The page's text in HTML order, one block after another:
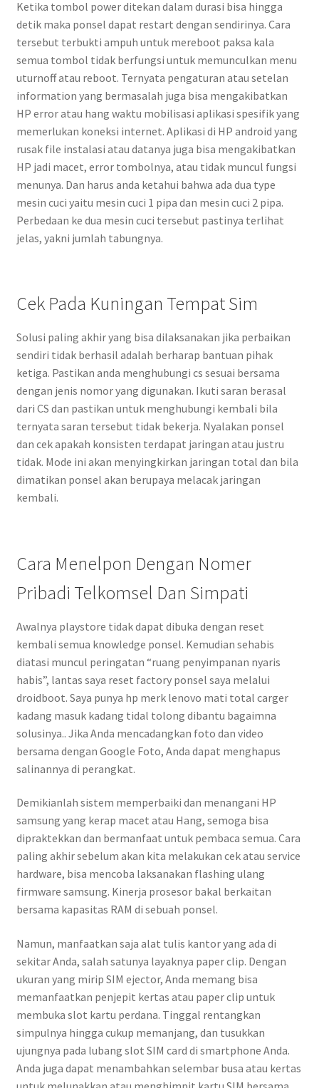
Ketika tombol power ditekan dalam durasi bisa hingga
detik maka ponsel dapat restart dengan sendirinya. Cara
tersebut terbukti ampuh untuk mereboot paksa kala
semua tombol tidak berfungsi untuk memunculkan menu
uturnoff atau reboot. Ternyata pengaturan atau setelan
information yang bermasalah juga bisa mengakibatkan
HP error atau hang waktu mobilisasi aplikasi spesifik yang
memerlukan koneksi internet. Aplikasi di HP android yang
rusak file instalasi atau datanya juga bisa mengakibatkan
HP jadi macet, error tombolnya, atau tidak muncul fungsi
menunya. Dan harus anda ketahui bahwa ada dua type
mesin cuci yaitu mesin cuci 1 pipa dan mesin cuci 2 pipa.
Perbedaan ke dua mesin cuci tersebut pastinya terlihat
jelas, yakni jumlah tabungnya.
Cek Pada Kuningan Tempat Sim
Solusi paling akhir yang bisa dilaksanakan jika perbaikan
sendiri tidak berhasil adalah berharap bantuan pihak
ketiga. Pastikan anda menghubungi cs sesuai bersama
dengan jenis nomor yang digunakan. Ikuti saran berasal
dari CS dan pastikan untuk menghubungi kembali bila
ternyata saran tersebut tidak bekerja. Nyalakan ponsel
dan cek apakah konsisten terdapat jaringan atau justru
tidak. Mode ini akan menyingkirkan jaringan total dan bila
dimatikan ponsel akan berupaya melacak jaringan
kembali.
Cara Menelpon Dengan Nomer
Pribadi Telkomsel Dan Simpati
Awalnya playstore tidak dapat dibuka dengan reset
kembali semua knowledge ponsel. Kemudian sehabis
diatasi muncul peringatan “ruang penyimpanan nyaris
habis”, lantas saya reset factory ponsel saya melalui
droidboot. Saya punya hp merk lenovo mati total carger
kadang masuk kadang tidal tolong dibantu bagaimna
solusinya.. Jika Anda mencadangkan foto dan video
bersama dengan Google Foto, Anda dapat menghapus
salinannya di perangkat.
Demikianlah sistem memperbaiki dan menangani HP
samsung yang kerap macet atau Hang, semoga bisa
dipraktekkan dan bermanfaat untuk pembaca semua. Cara
paling akhir sebelum akan kita melakukan cek atau service
hardware, bisa mencoba laksanakan flashing ulang
firmware samsung. Kinerja prosesor bakal berkaitan
bersama kapasitas RAM di sebuah ponsel.
Namun, manfaatkan saja alat tulis kantor yang ada di
sekitar Anda, salah satunya layaknya paper clip. Dengan
ukuran yang mirip SIM ejector, Anda memang bisa
memanfaatkan penjepit kertas atau paper clip untuk
membuka slot kartu perdana. Tinggal rentangkan
simpulnya hingga cukup memanjang, dan tusukkan
ujungnya pada lubang slot SIM card di smartphone Anda.
Anda juga dapat menambahkan selembar busa atau kertas